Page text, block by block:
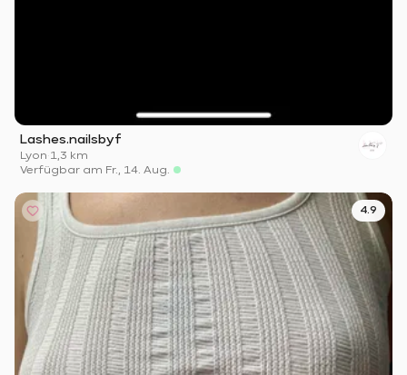
Lashes.nailsbyf
Lyon·1,3 km
Verfügbar am Fr., 14. Aug.
4.9